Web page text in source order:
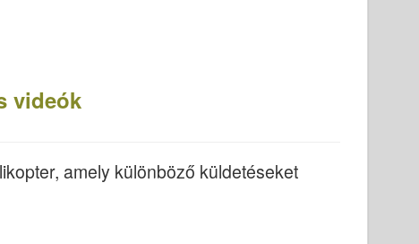
videók
amely különböző küldetéseket